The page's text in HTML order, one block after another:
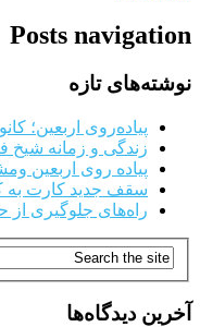
Posts navigation
نوشته‌های تازه
پیاده‌روی اربعین؛
زندگی و زمانه شیخ
پیاده روی اربعین
سقف جدید کارت به
راه‌های جلوگیری از
آخرین دیدگاه‌ها